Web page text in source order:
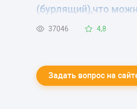
(бурлящий),что
37046 4,8
Задать вопрос на